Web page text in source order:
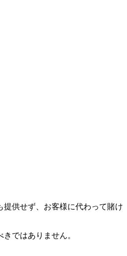
供せず、お客様に代わって賭け
ではありません。